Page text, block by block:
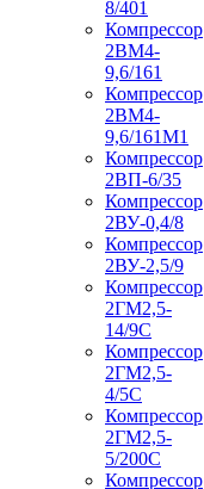
8/401
Компрессор
2ВМ4-
9,6/161
Компрессор
2ВМ4-
9,6/161М1
Компрессор
2ВП-6/35
Компрессор
2ВУ-0,4/8
Компрессор
2ВУ-2,5/9
Компрессор
2ГМ2,5-
14/9С
Компрессор
2ГМ2,5-
4/5С
Компрессор
2ГМ2,5-
5/200С
Компрессор